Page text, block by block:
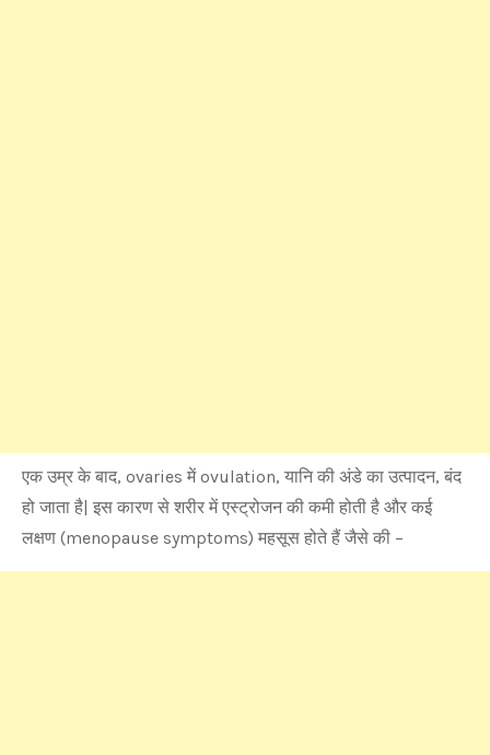
एक उम्र के बाद, ovaries में ovulation, यानि की अंडे का उत्पादन, बंद
हो जाता है| इस कारण से शरीर में एस्ट्रोजन की कमी होती है और कई
लक्षण (menopause symptoms) महसूस होते हैं जैसे की –